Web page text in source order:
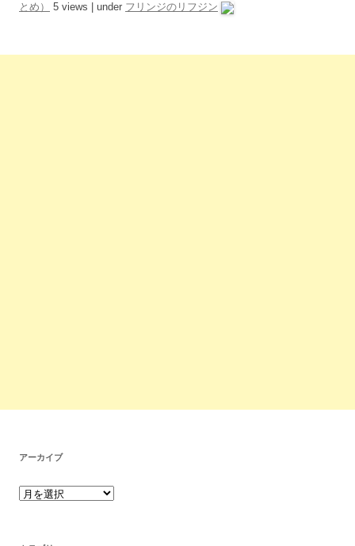
とめ）
5 views under フリンジのリフジン
アーカイブ